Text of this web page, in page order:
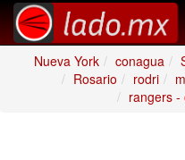
Nueva York
conagua
Rosario
rodri
rangers -